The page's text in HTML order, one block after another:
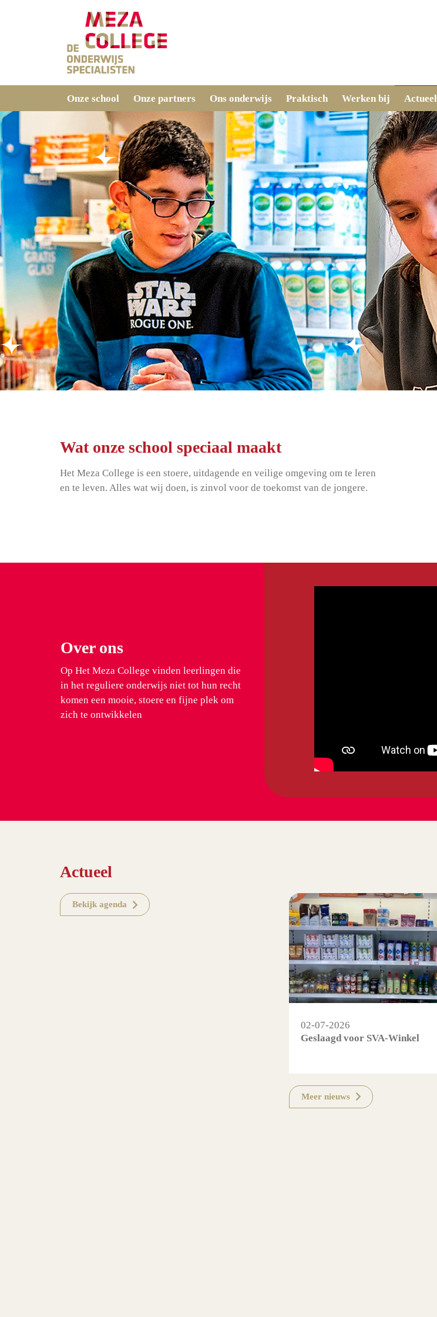
Onze school Onze partners Ons onderwijs Praktisch Werken bij Actueel
Wat onze school speciaal maakt
Het Meza College is een stoere, uitdagende en veilige omgeving om te leren
en te leven. Alles wat wij doen, is zinvol voor de toekomst van de jongere.
Over ons
Op Het Meza College vinden leerlingen die
in het reguliere onderwijs niet tot hun recht
komen een mooie, stoere en fijne plek om
zich te ontwikkelen
Actueel
Bekijk agenda
02-07-2026
Geslaagd voor SVA-Winkel
Meer nieuws